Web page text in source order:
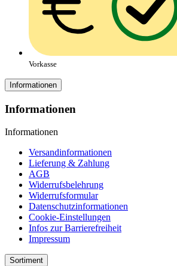
Vorkasse
Informationen
Informationen
Informationen
Versandinformationen
Lieferung & Zahlung
AGB
Widerrufsbelehrung
Widerrufsformular
Datenschutzinformationen
Cookie-Einstellungen
Infos zur Barrierefreiheit
Impressum
Sortiment